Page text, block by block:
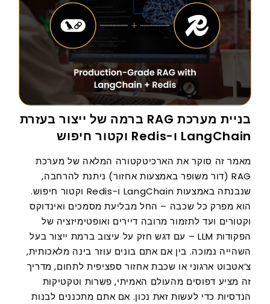
בניית מערכת RAG ברמה של ייצור בעזרת
LangChain ו-Redis וקטור חיפוש
מאמר זה סוקר את הארכיטקטורה המלאה של מערכת
RAG (דור משופר באמצעות אחזור) ניתנת להרחבה,
שנבנתה באמצעות LangChain ו-Redis וקטור חיפוש.
הוא מפרק כל שכבה – החל מבליעת מסמכים ואינדוקס
וקטורים ועד לתזמור מרובה דיירים ואופטימיזציה של
הפקודות LLM – עם דגש חזק על עיצוב ברמת ייצור בעל
השהייה נמוכה. בין אם אתם בונים עוזר בינה מלאכותית,
צ’אטבוט ארגוני או שכבת אחזור ספציפית לתחום, מדריך
זה מציע דפוסים מהעולם האמיתי, פשרות וטקטיקות
הנדסיות כדי לעשות זאת נכון. אם אתם מתכננים לבנות